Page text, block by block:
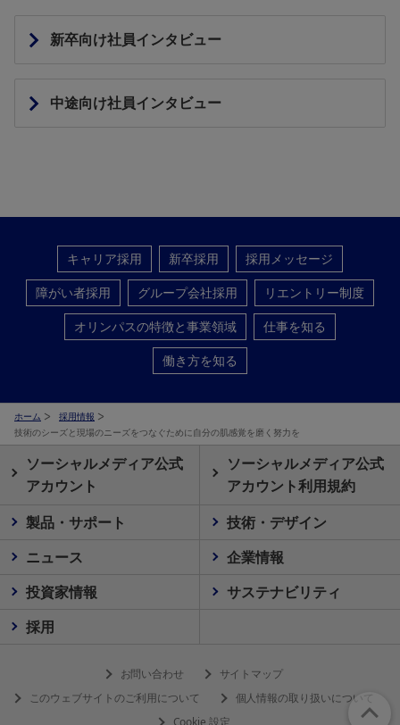
新卒向け社員インタビュー
中途向け社員インタビュー
キャリア採用 新卒採用
採用メッセージ
障がい者採用
グループ会社採用
リエントリー制度
オリンパスの特徴と事業領域
仕事を知る
働き方を知る
ホーム
採用情報
技術のシーズと現場のニーズをつなぐために自分の肌感覚を磨く努力を
ソーシャルメディア公式
アカウント
ソーシャルメディア公式
アカウント利用規約
製品・サポート
技術・デザイン
ニュース
企業情報
投資家情報
サステナビリティ
採用
お問い合わせ
サイトマップ
このウェブサイトのご利用について
個人情報の取り扱いについて
Cookie 設定